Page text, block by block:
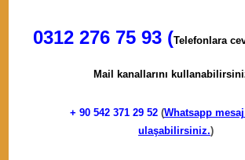
0312 276 75 93 (Telefonlara
Mail kanallarını
+ 90 542 371 29 52(Whatsapp
ulaşabilirsiniz.)